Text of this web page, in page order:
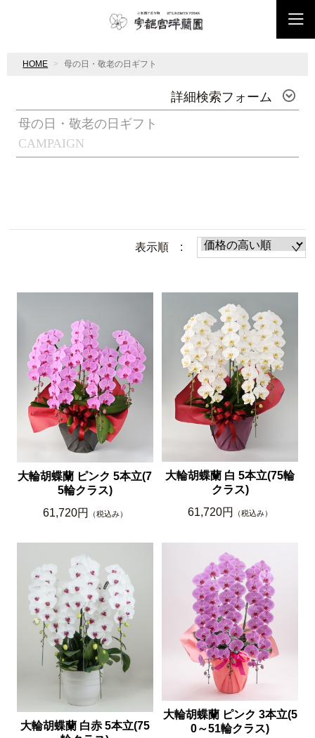
HOME 母の日・敬老の日ギフト
詳細検索フォーム
CAMPAIGN
母の日・敬老の日ギフト
表示順 :
大輪胡蝶蘭 ピンク 5本立(7
5輪クラス)
61,720円
（税込み）
大輪胡蝶蘭 白 5本立(75輪
クラス)
61,720円
（税込み）
大輪胡蝶蘭 白赤 5本立(75
大輪胡蝶蘭 ピンク 3本立(5
0～51輪クラス)